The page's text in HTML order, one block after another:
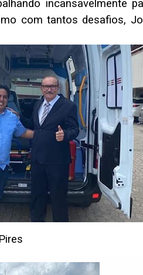
incansavelmente
com tantos desafios,